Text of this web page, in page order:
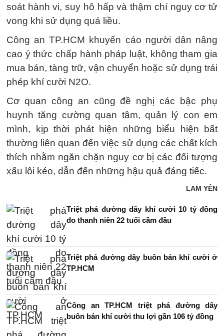
soát hành vi, suy hô hấp và thậm chí nguy cơ tử
vong khi sử dụng quá liều.
Công an TP.HCM khuyến cáo người dân nâng
cao ý thức chấp hành pháp luật, không tham gia
mua bán, tàng trữ, vận chuyển hoặc sử dụng trái
phép khí cười N2O.
Cơ quan công an cũng đề nghị các bậc phụ
huynh tăng cường quan tâm, quản lý con em
mình, kịp thời phát hiện những biểu hiện bất
thường liên quan đến việc sử dụng các chất kích
thích nhằm ngăn chặn nguy cơ bị các đối tượng
xấu lôi kéo, dẫn đến những hậu quả đáng tiếc.
LAM YÊN
Triệt phá đường dây khí cười 10 tỷ đồng
do thanh niên 22 tuổi cầm đầu
Triệt phá đường dây buôn bán khí cười ở
TP.HCM
Công an TP.HCM triệt phá đường dây
buôn bán khí cười thu lợi gần 106 tỷ đồng